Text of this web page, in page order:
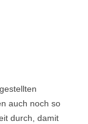
auch noch so
durch, damit